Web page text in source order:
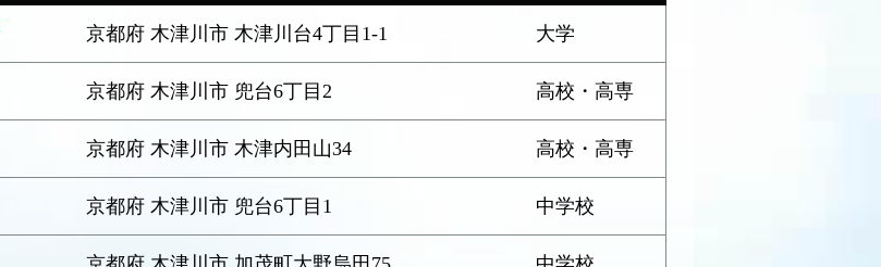
京都府 木津川市 木津川台4丁目1-1 大学
京都府 木津川市 兜台6丁目2 高校・高専
京都府 木津川市 木津内田山34 高校・高専
京都府 木津川市 兜台6丁目1 中学校